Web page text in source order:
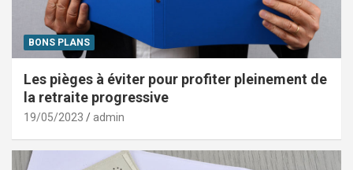
BONS PLANS
Les pièges à éviter pour profiter pleinement de
la retraite progressive
19/05/2023 admin